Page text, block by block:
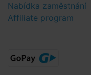
Nabídka zaměstnání
Affiliate program